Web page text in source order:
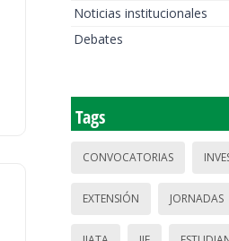
Noticias institucionales
Debates
Tags
CONVOCATORIAS
EXTENSIÓN JORNADAS